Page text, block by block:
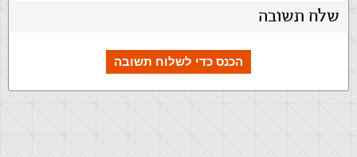
שלח תשובה
הכנס כדי לשלוח תשובה